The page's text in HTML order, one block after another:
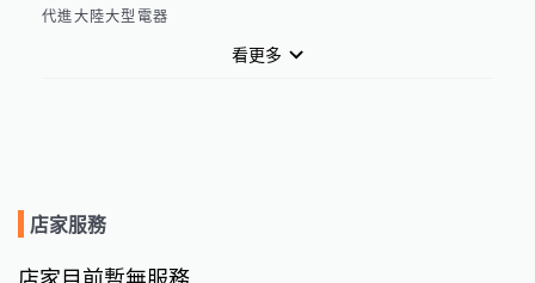
看更多
店家服務